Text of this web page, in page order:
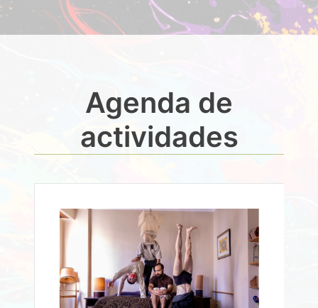
Agenda de
actividades